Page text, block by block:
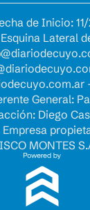
de Inicio:
Lateral
General:
Diego
MONTES